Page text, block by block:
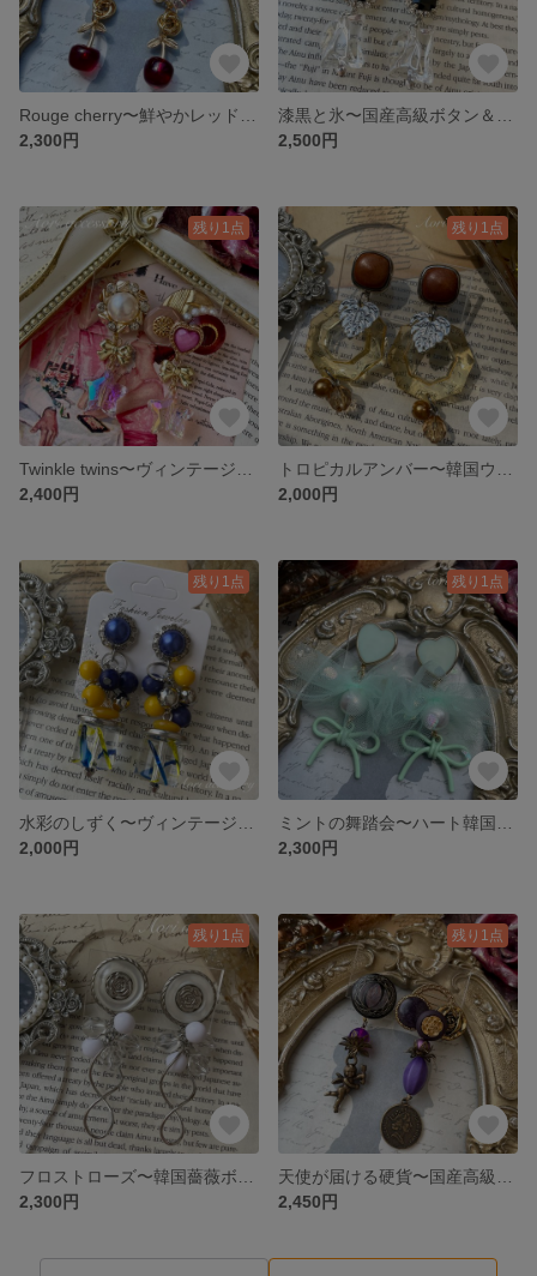
2,300円
2,500円
残り1点
2,400円
残り1点
2,000円
残り1点
2,000円
残り1点
2,300円
残り1点
2,300円
残り1点
2,450円